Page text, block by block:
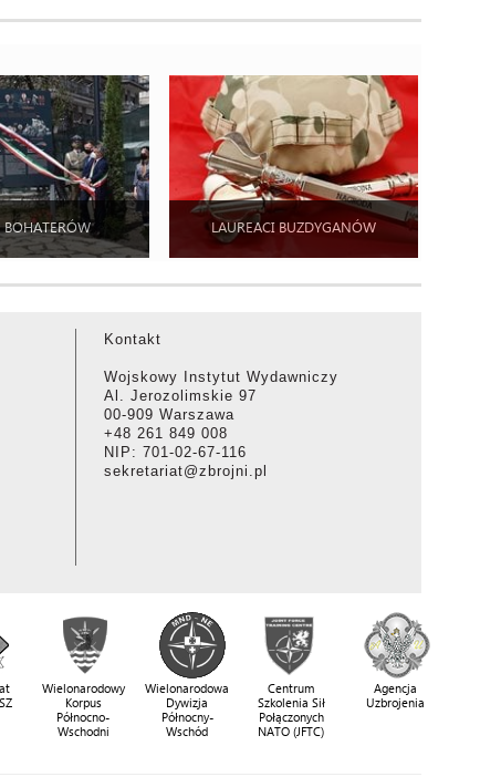
BOHATERÓW LAUREACI BUZDYGANÓW
Kontakt
Wojskowy Instytut Wydawniczy
Al. Jerozolimskie 97
00-909 Warszawa
+48 261 849 008
NIP: 701-02-67-116
sekretariat@zbrojni.pl
Wielonarodowy
Korpus
Północno-
Wschodni
Wielonarodowa
Dywizja
Północny-
Wschód
Centrum
Szkolenia Sił
Połączonych
NATO (JFTC)
Agencja
Uzbrojenia